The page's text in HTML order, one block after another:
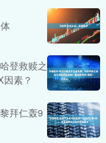
登救赎之
素？
拜仁轰9